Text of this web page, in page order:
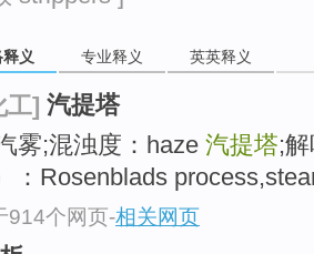
释义 专业释义 英英释义
工] 汽提塔
雾;混浊度：haze 汽提塔;
：Rosenblads
914个网页-相关网页